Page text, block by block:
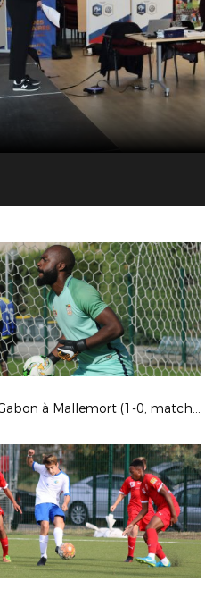
Bénin - Gabon à Mallemort (1-0, match amical)